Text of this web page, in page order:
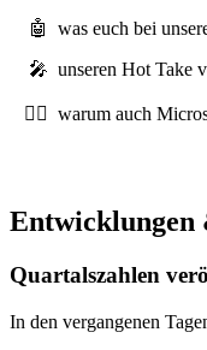
🤖 was euch bei
🎤 unseren Hot Take
🏃‍♂️ warum auch
Entwicklungen
Quartalszahlen
In den vergangenen